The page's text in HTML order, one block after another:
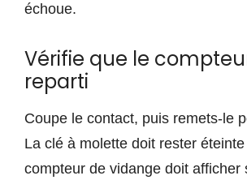
échoue.
Vérifie que le
reparti
Coupe le contact, puis remets-le
La clé à molette doit rester
compteur de vidange doit afficher